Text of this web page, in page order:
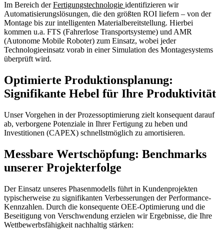
Im Bereich derFertigungstechnologie identifizieren wir
Automatisierungslösungen, die den größten ROI liefern – von der
Montage bis zur intelligenten Materialbereitstellung. Hierbei
kommen u.a. FTS (Fahrerlose Transportsysteme) und AMR
(Autonome Mobile Roboter) zum Einsatz, wobei jeder
Technologieeinsatz vorab in einer Simulation des Montagesystems
überprüft wird.
Optimierte Produktionsplanung:
Signifikante Hebel für Ihre Produktivität
Unser Vorgehen in der Prozessoptimierung zielt konsequent darauf
ab, verborgene Potenziale in Ihrer Fertigung zu heben und
Investitionen (CAPEX) schnellstmöglich zu amortisieren.
Messbare Wertschöpfung: Benchmarks
unserer Projekterfolge
Der Einsatz unseres Phasenmodells führt in Kundenprojekten
typischerweise zu signifikanten Verbesserungen der Performance-
Kennzahlen. Durch die konsequente OEE-Optimierung und die
Beseitigung von Verschwendung erzielen wir Ergebnisse, die Ihre
Wettbewerbsfähigkeit nachhaltig stärken: